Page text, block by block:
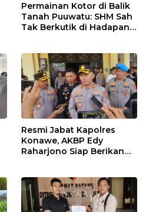
Permainan Kotor di Balik
Tanah Puuwatu: SHM Sah
Tak Berkutik di Hadapan
Resmi Jabat Kapolres
Konawe, AKBP Edy
Raharjono Siap Berikan